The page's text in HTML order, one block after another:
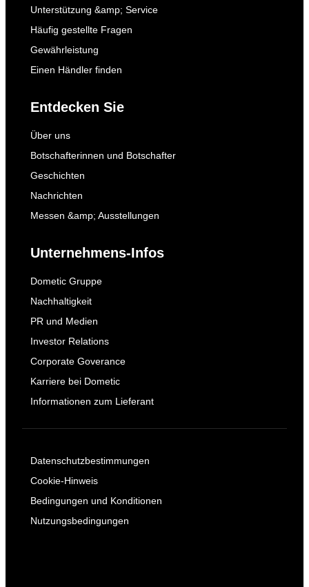
Unterstützung &amp; Service
Häufig gestellte Fragen
Gewährleistung
Einen Händler finden
Entdecken Sie
Über uns
Botschafterinnen und Botschafter
Geschichten
Nachrichten
Messen &amp; Ausstellungen
Unternehmens-Infos
Dometic Gruppe
Nachhaltigkeit
PR und Medien
Investor Relations
Corporate Goverance
Karriere bei Dometic
Informationen zum Lieferant
Datenschutzbestimmungen
Cookie-Hinweis
Bedingungen und Konditionen
Nutzungsbedingungen